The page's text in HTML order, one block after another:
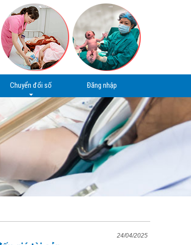
Chuyển đổi số Đăng nhập
24/04/2025